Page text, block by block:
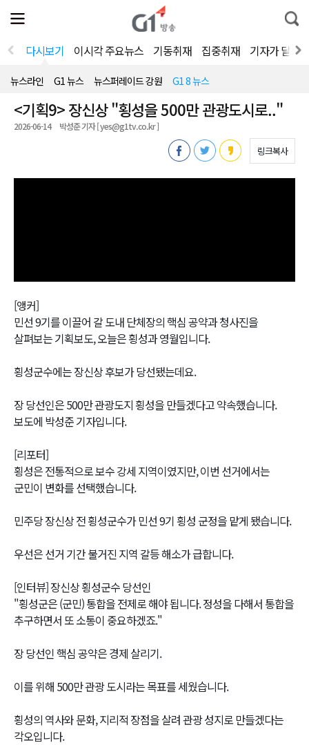
전
체
뉴
열
통
합
색
다시보기 이시각 주요뉴스 기동취재 집중취재 기자가 달려
뉴스라인 G1 뉴스 뉴스퍼레이드 강원 G1 8 뉴스
<기획9> 장신상 "횡성을 500만 관광도시로.."
2026-06-14 박성준 기자 [ yes@g1tv.co.kr ]
링크복사
[앵커]
민선 9기를 이끌어 갈 도내 단체장의 핵심 공약과 청사진을
살펴보는 기획보도, 오늘은 횡성과 영월입니다.
횡성군수에는 장신상 후보가 당선됐는데요.
장 당선인은 500만 관광도지 횡성을 만들겠다고 약속했습니다.
보도에 박성준 기자입니다.
[리포터]
횡성은 전통적으로 보수 강세 지역이였지만, 이번 선거에서는
군민이 변화를 선택했습니다.
민주당 장신상 전 횡성군수가 민선 9기 횡성 군정을 맡게 됐습니다.
우선은 선거 기간 불거진 지역 갈등 해소가 급합니다.
[인터뷰] 장신상 횡성군수 당선인
"횡성군은 (군민) 통합을 전제로 해야 됩니다. 정성을 다해서 통합을
추구하면서 또 소통이 중요하겠죠."
장 당선인 핵심 공약은 경제 살리기.
이를 위해 500만 관광 도시라는 목표를 세웠습니다.
횡성의 역사와 문화, 지리적 장점을 살려 관광 성지로 만들겠다는
각오입니다.